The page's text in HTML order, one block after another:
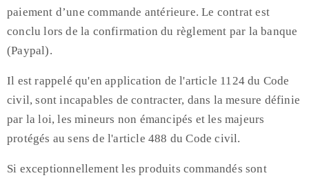
paiement d’une commande antérieure. Le contrat est
conclu lors de la confirmation du règlement par la banque
(Paypal).
Il est rappelé qu'en application de l'article 1124 du Code
civil, sont incapables de contracter, dans la mesure définie
par la loi, les mineurs non émancipés et les majeurs
protégés au sens de l'article 488 du Code civil.
Si exceptionnellement les produits commandés sont